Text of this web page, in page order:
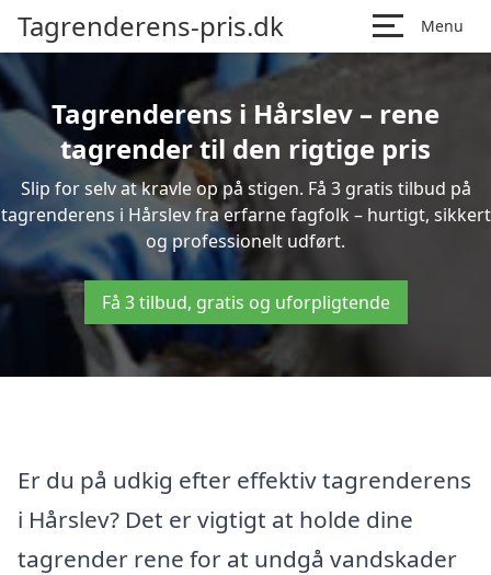
Tagrenderens-pris.dk Menu
Tagrenderens i Hårslev – rene
tagrender til den rigtige pris
Slip for selv at kravle op på stigen. Få 3 gratis tilbud på
tagrenderens i Hårslev fra erfarne fagfolk – hurtigt, sikkert
og professionelt udført.
Få 3 tilbud, gratis og uforpligtende
Er du på udkig efter effektiv tagrenderens
i Hårslev? Det er vigtigt at holde dine
tagrender rene for at undgå vandskader